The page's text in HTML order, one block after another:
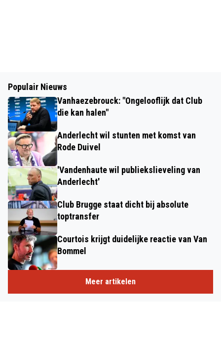
Populair Nieuws
Vanhaezebrouck: "Ongelooflijk dat Club
die kan halen"
Anderlecht wil stunten met komst van
Rode Duivel
'Vandenhaute wil publiekslieveling van
Anderlecht'
Club Brugge staat dicht bij absolute
toptransfer
Courtois krijgt duidelijke reactie van Van
Bommel
Meer artikelen